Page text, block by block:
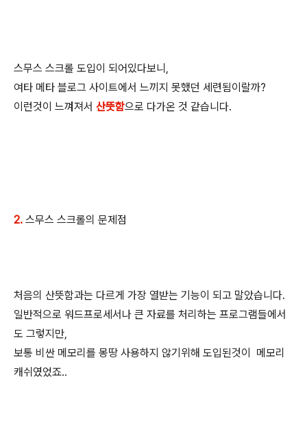
스무스 스크롤 도입이 되어있다보니,
여타 메타 블로그 사이트에서 느끼지 못했던 세련됨이랄까?
이런것이 느껴져서 산뜻함으로 다가온 것 같습니다.
2. 스무스 스크롤의 문제점
처음의 산뜻함과는 다르게 가장 열받는 기능이 되고 말았습니다.
일반적으로 워드프로세서나 큰 자료를 처리하는 프로그램들에서
도 그렇지만,
보통 비싼 메모리를 몽땅 사용하지 않기위해 도입된것이 메모리
캐쉬였었죠..